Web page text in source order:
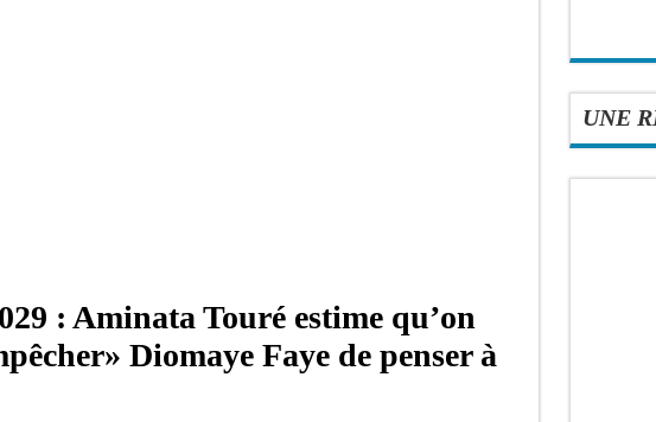
: Aminata Touré estime qu’on
Diomaye Faye de penser à
UNE